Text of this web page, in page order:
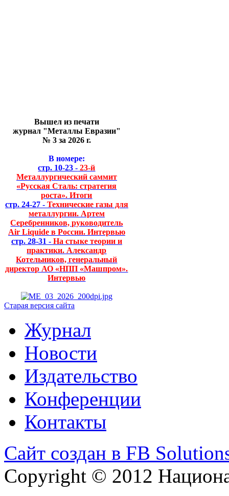
Вышел из печати
журнал "Металлы Евразии"
№ 3 за 2026 г.
В номере:
стр. 10-23 - 23-й
Металлургический саммит
«Русская Сталь: стратегия
роста». Итоги
стр. 24-27 - Технические газы для
металлургии. Артем
Серебренников, руководитель
Air Liquide в России. Интервью
стр. 28-31 - На стыке теории и
практики. Александр
Котельников, генеральный
директор АО «НПП «Машпром».
Интервью
Старая версия сайта
Журнал
Новости
Издательство
Конференции
Контакты
Сайт создан в FB
Copyright © 2012